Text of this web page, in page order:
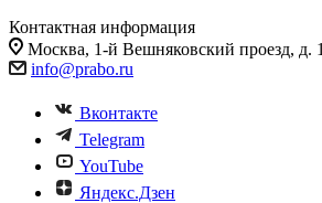
Контактная информация
Москва, 1-й Вешняковский проезд, д.
info@prabo.ru
Вконтакте
Telegram
YouTube
Яндекс.Дзен